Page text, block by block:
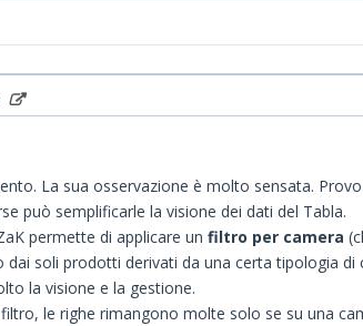
La sua osservazione è molto sensata.
può semplificarle la visione dei dati del Tabla.
permette di applicare un filtro per camera
dai soli prodotti derivati da una certa tipologia di
la visione e la gestione.
le righe rimangono molte solo se su una